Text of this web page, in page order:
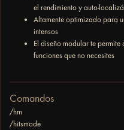
el rendimiento y auto-
Altamente optimizado para
intensos
El diseño modular te
funciones que no necesites
Comandos
/hm
/hitsmode